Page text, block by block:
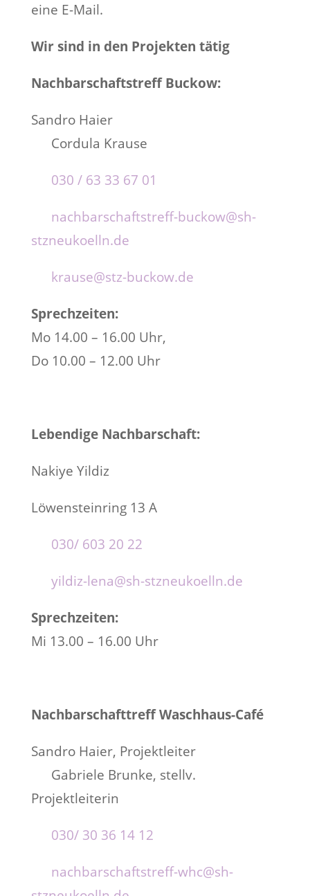
eine E-Mail.
Wir sind in den Projekten tätig
Nachbarschaftstreff Buckow:
Sandro Haier
Cordula Krause
030 / 63 33 67 01
nachbarschaftstreff-buckow@sh-
stzneukoelln.de
krause@stz-buckow.de
Sprechzeiten:
Mo 14.00 – 16.00 Uhr,
Do 10.00 – 12.00 Uhr
Lebendige Nachbarschaft:
Nakiye Yildiz
Löwensteinring 13 A
030/ 603 20 22
yildiz-lena@sh-stzneukoelln.de
Sprechzeiten:
Mi 13.00 – 16.00 Uhr
Nachbarschafttreff Waschhaus-Café
Sandro Haier, Projektleiter
Gabriele Brunke, stellv.
Projektleiterin
030/ 30 36 14 12
nachbarschaftstreff-whc@sh-